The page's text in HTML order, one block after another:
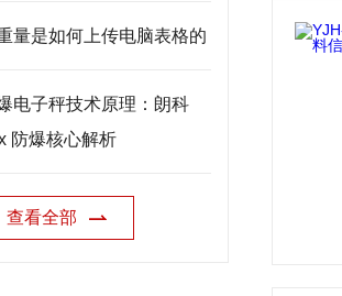
量是如何上传电脑表格的
电子秤技术原理：朗科
防爆核心解析
查看全部